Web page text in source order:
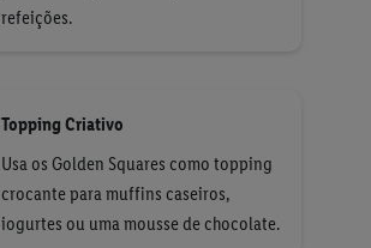
refeições.
Topping Criativo
Usa os Golden Squares como topping
crocante para muffins caseiros,
iogurtes ou uma mousse de chocolate.